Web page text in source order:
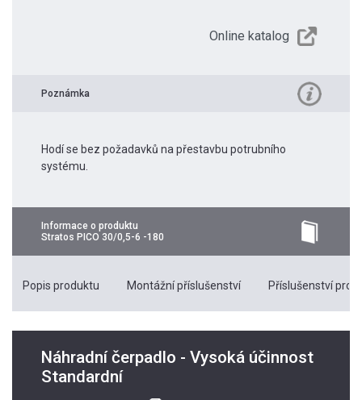
Online katalog
Poznámka
Hodí se bez požadavků na přestavbu potrubního
systému.
Informace o produktu
Stratos PICO 30/0,5-6 -180
Popis produktu Montážní příslušenství Příslušenství pro
Náhradní čerpadlo - Vysoká účinnost
Standardní